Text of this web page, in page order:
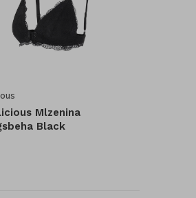
Mlzenina
Black